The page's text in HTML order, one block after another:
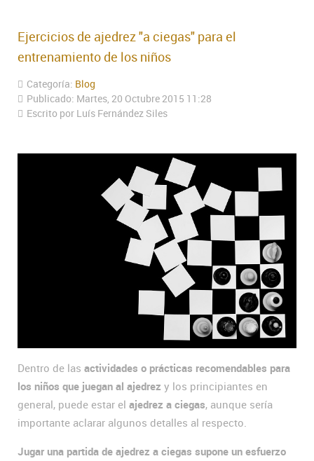
Ejercicios de ajedrez "a ciegas" para el
entrenamiento de los niños
Categoría: Blog
Publicado: Martes, 20 Octubre 2015 11:28
Escrito por Luís Fernández Siles
Dentro de las actividades o prácticas recomendables para
los niños que juegan al ajedrez y los principiantes en
general, puede estar el ajedrez a ciegas, aunque sería
importante aclarar algunos detalles al respecto.
Jugar una partida de ajedrez a ciegas supone un esfuerzo